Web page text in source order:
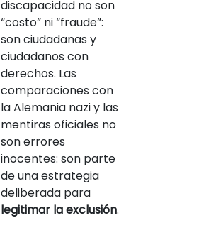
discapacidad no son
“costo” ni “fraude”:
son ciudadanas y
ciudadanos con
derechos. Las
comparaciones con
la Alemania nazi y las
mentiras oficiales no
son errores
inocentes: son parte
de una estrategia
deliberada para
legitimar la exclusión.